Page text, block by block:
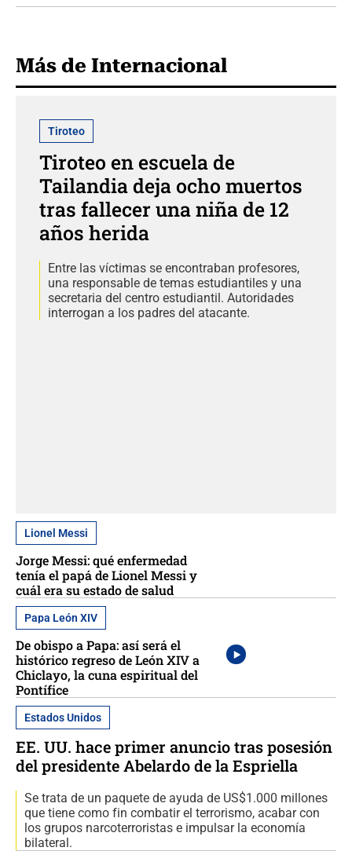
Más de Internacional
Tiroteo
Tiroteo en escuela de
Tailandia deja ocho muertos
tras fallecer una niña de 12
años herida
Entre las víctimas se encontraban profesores,
una responsable de temas estudiantiles y una
secretaria del centro estudiantil. Autoridades
interrogan a los padres del atacante.
Lionel Messi
Jorge Messi: qué enfermedad
tenía el papá de Lionel Messi y
cuál era su estado de salud
Papa León XIV
De obispo a Papa: así será el
histórico regreso de León XIV a
Chiclayo, la cuna espiritual del
Pontífice
Estados Unidos
EE. UU. hace primer anuncio tras posesión
del presidente Abelardo de la Espriella
Se trata de un paquete de ayuda de US$1.000 millones
que tiene como fin combatir el terrorismo, acabar con
los grupos narcoterroristas e impulsar la economía
bilateral.